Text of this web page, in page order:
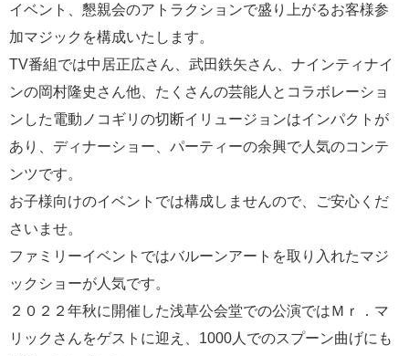
イベント、懇親会のアトラクションで盛り上がるお客様参
加マジックを構成いたします。
TV番組では中居正広さん、武田鉄矢さん、ナインティナイ
ンの岡村隆史さん他、たくさんの芸能人とコラボレーショ
ンした電動ノコギリの切断イリュージョンはインパクトが
あり、ディナーショー、パーティーの余興で人気のコンテ
ンツです。
お子様向けのイベントでは構成しませんので、ご安心くだ
さいませ。
ファミリーイベントではバルーンアートを取り入れたマジ
ックショーが人気です。
２０２２年秋に開催した浅草公会堂での公演ではＭｒ．マ
リックさんをゲストに迎え、1000人でのスプーン曲げにも